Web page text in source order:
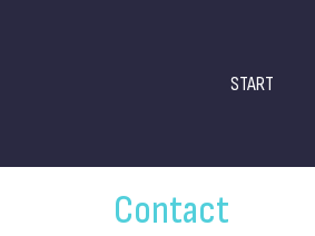
START
Contact